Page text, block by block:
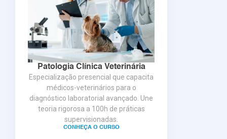
Patologia Clínica Veterinária
Especialização presencial que capacita
médicos-veterinários para o
diagnóstico laboratorial avançado. Une
teoria rigorosa a 100h de práticas
supervisionadas.
CONHEÇA O CURSO